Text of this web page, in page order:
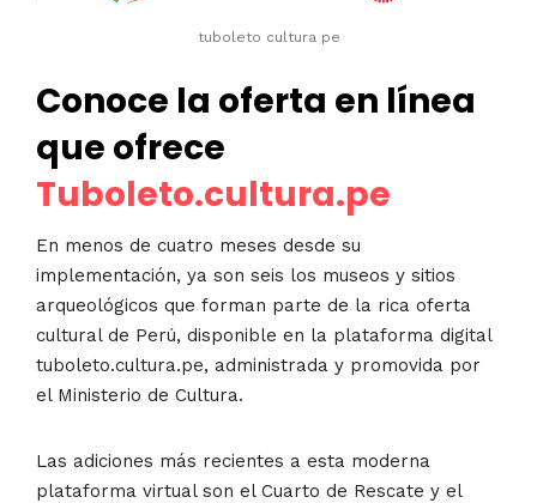
tuboleto cultura pe
Conoce la oferta en línea
que ofrece
Tuboleto.cultura.pe
En menos de cuatro meses desde su
implementación, ya son seis los museos y sitios
arqueológicos que forman parte de la rica oferta
cultural de Perú, disponible en la plataforma digital
tuboleto.cultura.pe, administrada y promovida por
el Ministerio de Cultura.
Las adiciones más recientes a esta moderna
plataforma virtual son el Cuarto de Rescate y el